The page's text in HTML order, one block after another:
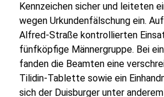
Kennzeichen sicher und leiteten
wegen Urkundenfälschung ein.
Alfred-Straße kontrollierten
fünfköpfige Männergruppe. Bei
fanden die Beamten eine
Tilidin-Tablette sowie ein
sich der Duisburger unter